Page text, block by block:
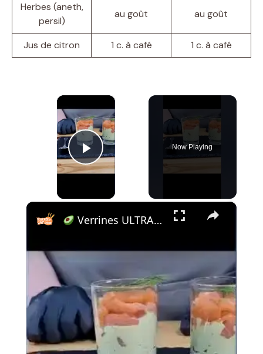
Herbes (aneth,
persil)
au goût au goût
Jus de citron 1 c. à café 1 c. à café
×
Play Video
Now Playing
×
Verrines ULTRA GOURMANDES avocat-saumon en 5 min ! #recipe #explore